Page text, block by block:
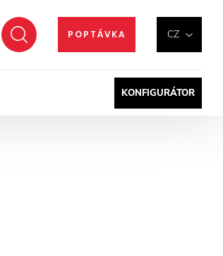
CZ
POPTÁVKA
Hledat
KONFIGURÁTOR